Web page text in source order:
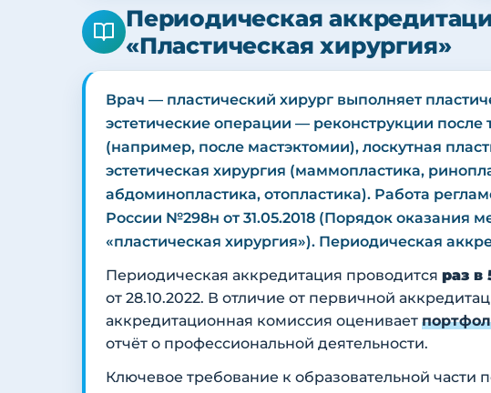
Периодическая
«Пластическая хирургия»
Врач — пластический хирург выполняет
эстетические операции — реконструкции
(например, после мастэктомии), лоскутная
эстетическая хирургия (маммопластика,
абдоминопластика, отопластика). Работа
России №298н от 31.05.2018 (Порядок
«пластическая хирургия»). Периодическая
Периодическая аккредитация проводится раз в
от 28.10.2022. В отличие от первичной
аккредитационная комиссия оценивает
отчёт о профессиональной деятельности.
Ключевое требование к образовательной части